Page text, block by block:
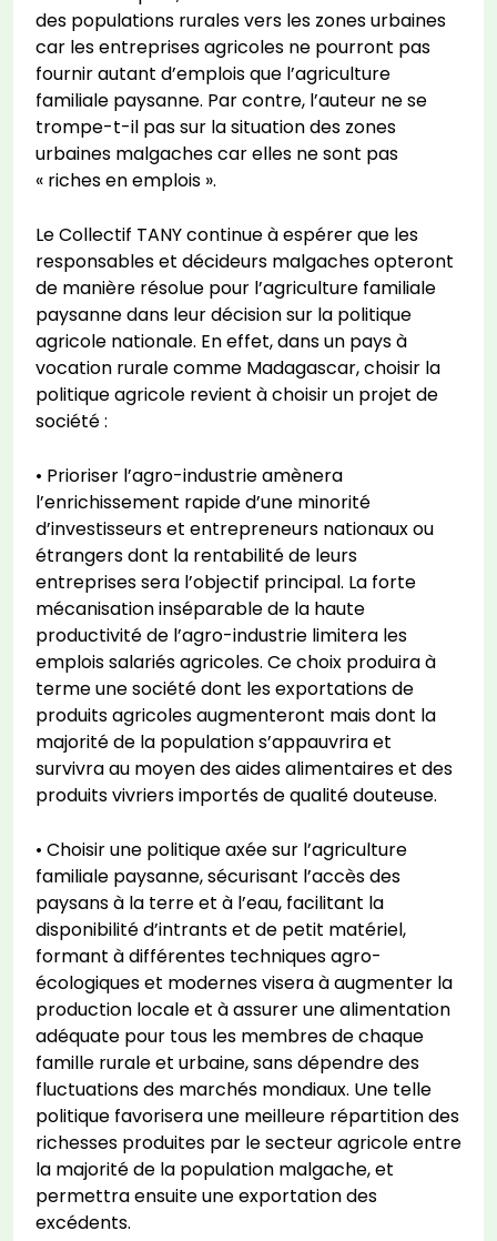
des populations rurales vers les zones urbaines
car les entreprises agricoles ne pourront pas
fournir autant d’emplois que l’agriculture
familiale paysanne. Par contre, l’auteur ne se
trompe-t-il pas sur la situation des zones
urbaines malgaches car elles ne sont pas
« riches en emplois ».
Le Collectif TANY continue à espérer que les
responsables et décideurs malgaches opteront
de manière résolue pour l’agriculture familiale
paysanne dans leur décision sur la politique
agricole nationale. En effet, dans un pays à
vocation rurale comme Madagascar, choisir la
politique agricole revient à choisir un projet de
société :
• Prioriser l’agro-industrie amènera
l’enrichissement rapide d’une minorité
d’investisseurs et entrepreneurs nationaux ou
étrangers dont la rentabilité de leurs
entreprises sera l’objectif principal. La forte
mécanisation inséparable de la haute
productivité de l’agro-industrie limitera les
emplois salariés agricoles. Ce choix produira à
terme une société dont les exportations de
produits agricoles augmenteront mais dont la
majorité de la population s’appauvrira et
survivra au moyen des aides alimentaires et des
produits vivriers importés de qualité douteuse.
• Choisir une politique axée sur l’agriculture
familiale paysanne, sécurisant l’accès des
paysans à la terre et à l’eau, facilitant la
disponibilité d’intrants et de petit matériel,
formant à différentes techniques agro-
écologiques et modernes visera à augmenter la
production locale et à assurer une alimentation
adéquate pour tous les membres de chaque
famille rurale et urbaine, sans dépendre des
fluctuations des marchés mondiaux. Une telle
politique favorisera une meilleure répartition des
richesses produites par le secteur agricole entre
la majorité de la population malgache, et
permettra ensuite une exportation des
excédents.